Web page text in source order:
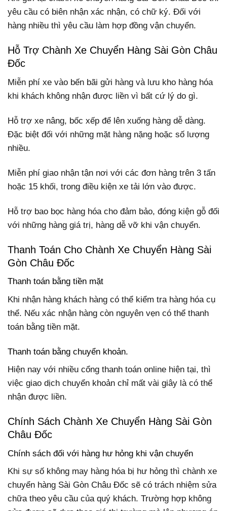
yêu cầu có biên nhận xác nhận, có chữ ký. Đối với
hàng nhiều thì yêu cầu làm hợp đồng vận chuyển.
Hỗ Trợ Chành Xe Chuyển Hàng Sài Gòn Châu
Đốc
Miễn phí xe vào bến bãi gửi hàng và lưu kho hàng hóa
khi khách không nhận được liền vì bất cứ lý do gì.
Hỗ trợ xe nâng, bốc xếp để lên xuống hàng dễ dàng.
Đặc biệt đối với những mặt hàng nặng hoặc số lượng
nhiều.
Miễn phí giao nhận tận nơi với các đơn hàng trên 3 tấn
hoặc 15 khối, trong điều kiện xe tải lớn vào được.
Hỗ trợ bao bọc hàng hóa cho đảm bảo, đóng kiện gỗ đối
với những hàng giá trị, hàng dễ vỡ khi vận chuyển.
Thanh Toán Cho Chành Xe Chuyển Hàng Sài
Gòn Châu Đốc
Thanh toán bằng tiền mặt
Khi nhận hàng khách hàng có thể kiểm tra hàng hóa cụ
thể. Nếu xác nhận hàng còn nguyên vẹn có thể thanh
toán bằng tiền mặt.
Thanh toán bằng chuyển khoản.
Hiện nay với nhiều cổng thanh toán online hiện tại, thì
việc giao dịch chuyển khoản chỉ mất vài giây là có thể
nhận được liền.
Chính Sách Chành Xe Chuyển Hàng Sài Gòn
Châu Đốc
Chính sách đối với hàng hư hỏng khi vận chuyển
Khi sự số không may hàng hóa bị hư hỏng thì chành xe
chuyển hàng Sài Gòn Châu Đốc sẽ có trách nhiệm sửa
chữa theo yêu cầu của quý khách. Trường hợp không